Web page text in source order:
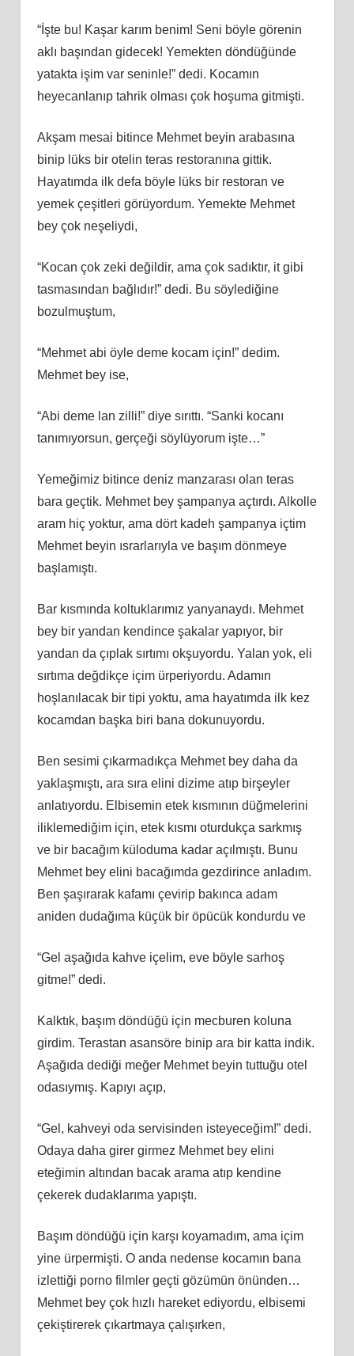
“İşte bu! Kaşar karım benim! Seni böyle görenin
aklı başından gidecek! Yemekten döndüğünde
yatakta işim var seninle!” dedi. Kocamın
heyecanlanıp tahrik olması çok hoşuma gitmişti.
Akşam mesai bitince Mehmet beyin arabasına
binip lüks bir otelin teras restoranına gittik.
Hayatımda ilk defa böyle lüks bir restoran ve
yemek çeşitleri görüyordum. Yemekte Mehmet
bey çok neşeliydi,
“Kocan çok zeki değildir, ama çok sadıktır, it gibi
tasmasından bağlıdır!” dedi. Bu söylediğine
bozulmuştum,
“Mehmet abi öyle deme kocam için!” dedim.
Mehmet bey ise,
“Abi deme lan zilli!” diye sırıttı. “Sanki kocanı
tanımıyorsun, gerçeği söylüyorum işte…”
Yemeğimiz bitince deniz manzarası olan teras
bara geçtik. Mehmet bey şampanya açtırdı. Alkolle
aram hiç yoktur, ama dört kadeh şampanya içtim
Mehmet beyin ısrarlarıyla ve başım dönmeye
başlamıştı.
Bar kısmında koltuklarımız yanyanaydı. Mehmet
bey bir yandan kendince şakalar yapıyor, bir
yandan da çıplak sırtımı okşuyordu. Yalan yok, eli
sırtıma değdikçe içim ürperiyordu. Adamın
hoşlanılacak bir tipi yoktu, ama hayatımda ilk kez
kocamdan başka biri bana dokunuyordu.
Ben sesimi çıkarmadıkça Mehmet bey daha da
yaklaşmıştı, ara sıra elini dizime atıp birşeyler
anlatıyordu. Elbisemin etek kısmının düğmelerini
iliklemediğim için, etek kısmı oturdukça sarkmış
ve bir bacağım küloduma kadar açılmıştı. Bunu
Mehmet bey elini bacağımda gezdirince anladım.
Ben şaşırarak kafamı çevirip bakınca adam
aniden dudağıma küçük bir öpücük kondurdu ve
“Gel aşağıda kahve içelim, eve böyle sarhoş
gitme!” dedi.
Kalktık, başım döndüğü için mecburen koluna
girdim. Terastan asansöre binip ara bir katta indik.
Aşağıda dediği meğer Mehmet beyin tuttuğu otel
odasıymış. Kapıyı açıp,
“Gel, kahveyi oda servisinden isteyeceğim!” dedi.
Odaya daha girer girmez Mehmet bey elini
eteğimin altından bacak arama atıp kendine
çekerek dudaklarıma yapıştı.
Başım döndüğü için karşı koyamadım, ama içim
yine ürpermişti. O anda nedense kocamın bana
izlettiği porno filmler geçti gözümün önünden…
Mehmet bey çok hızlı hareket ediyordu, elbisemi
çekiştirerek çıkartmaya çalışırken,